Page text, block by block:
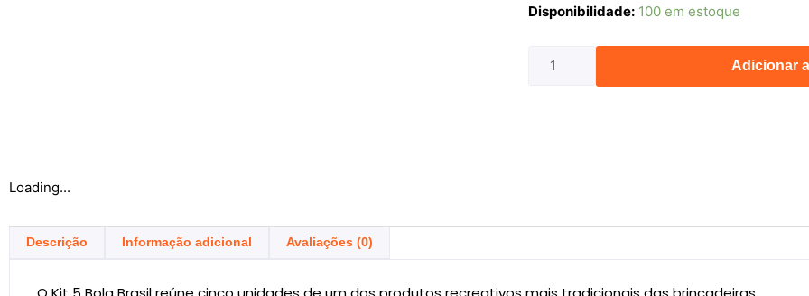
original
era:
atual
é:
R$45.00.
Disponibilidade: 100 em estoque
KIT
BRASIL
Adicionar
Loading...
Descrição Informação adicional Avaliações (0)